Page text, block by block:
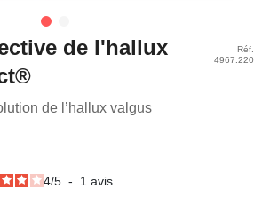
de l'hallux
de l’hallux valgus
Réf.
4967.220
4/5 - 1 avis